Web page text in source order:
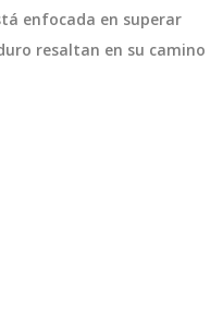
enfocada en superar
resaltan en su camino